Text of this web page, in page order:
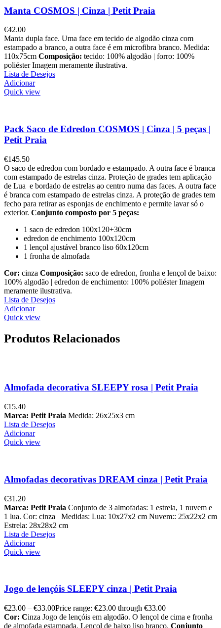
Manta COSMOS | Cinza | Petit Praia
€42.00
Manta dupla face. Uma face em tecido de algodão cinza com
estampado a branco, a outra face é em microfibra branco. Medida:
110x75cm Composição: tecido: 100% algodão | forro: 100%
poliéster Imagem meramente ilustrativa.
Lista de Desejos
Adicionar
Quick view
Pack Saco de Edredon COSMOS | Cinza | 5 peças |
Petit Praia
€145.50
O saco de edredon com bordado e estampado. A outra face é branca
com estampado de estrelas cinza. Proteção de grades tem aplicação
de Lua e bordado de estrelas ao centro numa das faces. A outra face
é branca com estampado de estrelas cinza. A proteção de grades tem
fecho para retirar as esponjas de enchimento e permite lavar só o
exterior. Conjunto composto por 5 peças:
1 saco de edredon 100x120+30cm
edredon de enchimento 100x120cm
1 lençol ajustável branco liso 60x120cm
1 fronha de almofada
Cor: cinza Composição: saco de edredon, fronha e lençol de baixo:
100% algodão | edredon de enchimento: 100% poliéster Imagem
meramente ilustrativa.
Lista de Desejos
Adicionar
Quick view
Produtos Relacionados
Almofada decorativa SLEEPY rosa | Petit Praia
€15.40
Marca: Petit Praia Medida: 26x25x3 cm
Lista de Desejos
Adicionar
Quick view
Almofadas decorativas DREAM cinza | Petit Praia
€31.20
Marca: Petit Praia Conjunto de 3 almofadas: 1 estrela, 1 nuvem e
1 lua. Cor: cinza Medidas: Lua: 10x27x2 cm Nuvem:: 25x22x2 cm
Estrela: 28x28x2 cm
Lista de Desejos
Adicionar
Quick view
Jogo de lençóis SLEEPY cinza | Petit Praia
€23.00 – €33.00Price range: €23.00 through €33.00
Cor: Cinza Jogo de lençóis em algodão. O lençol de cima e fronha
de almofada estampada. Lençol de baixo liso branco. Conjunto